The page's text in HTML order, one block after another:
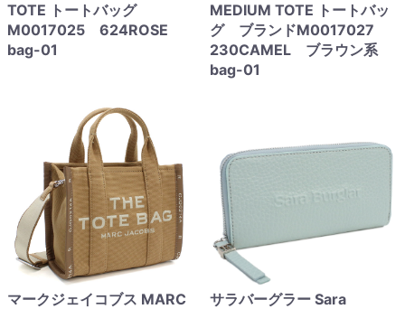
TOTE トートバッグ
M0017025 624ROSE
bag-01
MEDIUM TOTE トートバッ
グ ブランドM0017027
230CAMEL ブラウン系
bag-01
マークジェイコブス MARC
サラバーグラー Sara